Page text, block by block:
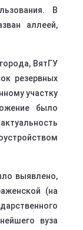
В
аллеей,
ВятГУ
резервных
участку
было
выявлено,
(на
вуза